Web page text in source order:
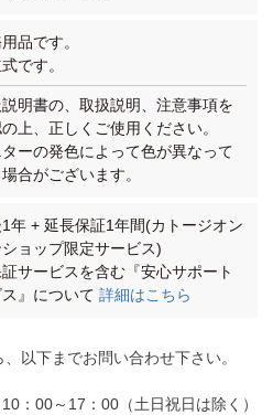
品です。
です。
明書の、取扱説明、注意事項を
上、正しくご使用ください。
ーの発色によって色が異なって
合がございます。
年 + 延長保証1年間(カトージオン
ョップ限定サービス)
サービスを含む『安心サポート
』について 詳細はこちら
以下までお問い合わせ下さい。
：00～17：00（土日祝日は除く）